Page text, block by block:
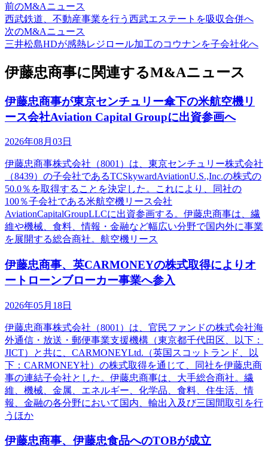
前のM&Aニュース
西武鉄道、不動産事業を行う西武エステートを吸収合併へ
次のM&Aニュース
三井松島HDが感熱レジロール加工のコウナンを子会社化へ
伊藤忠商事に関連するM&Aニュース
伊藤忠商事が東京センチュリー傘下の米航空機リ
ース会社Aviation Capital Groupに出資参画へ
2026年08月03日
伊藤忠商事株式会社（8001）は、東京センチュリー株式会社
（8439）の子会社であるTCSkywardAviationU.S.,Inc.の株式の
50.0％を取得することを決定した。これにより、同社の
100％子会社である米航空機リース会社
AviationCapitalGroupLLCに出資参画する。伊藤忠商事は、繊
維や機械、食料、情報・金融など幅広い分野で国内外に事業
を展開する総合商社。航空機リース
伊藤忠商事、英CARMONEYの株式取得によりオ
ートローンブローカー事業へ参入
2026年05月18日
伊藤忠商事株式会社（8001）は、官民ファンドの株式会社海
外通信・放送・郵便事業支援機構（東京都千代田区、以下：
JICT）と共に、CARMONEYLtd.（英国スコットランド、以
下：CARMONEY社）の株式取得を通じて、同社を伊藤忠商
事の連結子会社とした。伊藤忠商事は、大手総合商社。繊
維、機械、金属、エネルギー、化学品、食料、住生活、情
報、金融の各分野において国内、輸出入及び三国間取引を行
うほか
伊藤忠商事、伊藤忠食品へのTOBが成立